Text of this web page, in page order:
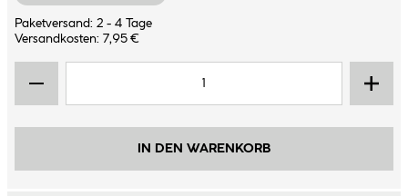
Paketversand: 2 - 4 Tage
Versandkosten: 7,95 €
IN DEN WARENKORB